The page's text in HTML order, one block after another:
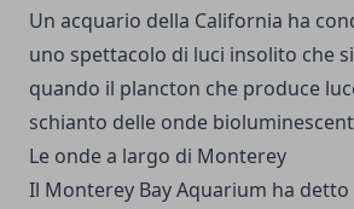
Un acquario della California ha
uno spettacolo di luci insolito che
quando il plancton che produce
schianto delle onde
Le onde a largo di Monterey
Il Monterey Bay Aquarium ha detto